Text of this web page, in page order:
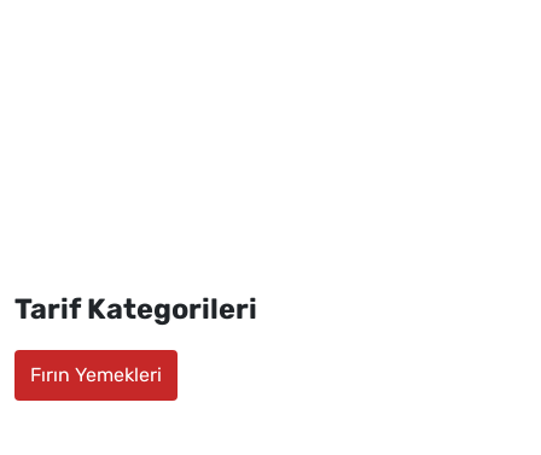
Tarif Kategorileri
Fırın Yemekleri